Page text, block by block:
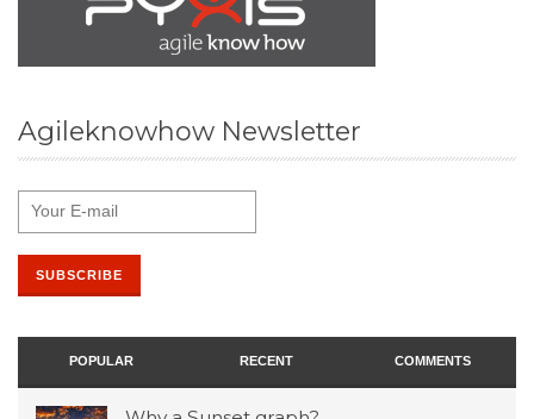
Agileknowhow Newsletter
POPULAR RECENT COMMENTS